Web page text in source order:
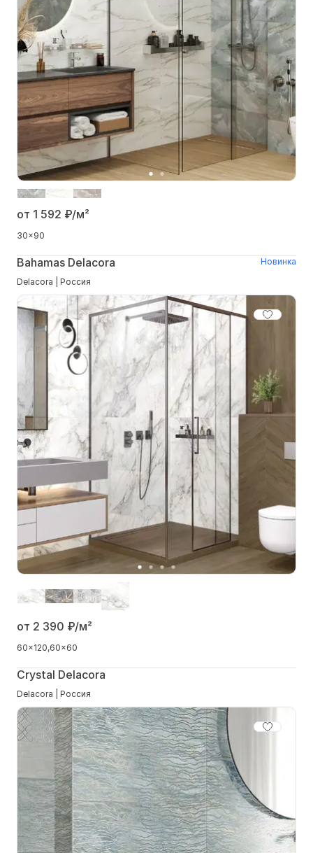
от 1 592 ₽/м²
30x90
Bahamas Delacora
Новинка
Delacora | Россия
от 2 390 ₽/м²
60x120 60x60
Crystal Delacora
Delacora | Россия